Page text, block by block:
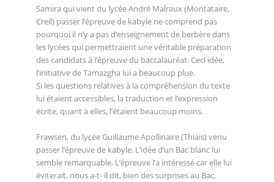
Samira qui vient du lycée André Malraux (Montataire,
Creil) passer l’épreuve de kabyle ne comprend pas
pourquoi il n’y a pas d’enseignement de berbère dans
les lycées qui permettraient une véritable préparation
des candidats à l’épreuve du baccalauréat. Ceci idée,
l’initiative de Tamazgha lui a beaucoup plue.
Si les questions relatives à la compréhension du texte
lui étaient accessibles, la traduction et l’expression
écrite, quant à elles, l’étaient beaucoup moins.
Frawsen, du lycée Guillaume Apollinaire (Thiais) venu
passer l’épreuve de kabyle. L’idée d’un Bac blanc lui
semble remarquable. L’épreuve l’a intéressé car elle lui
éviterait, nous a-t- il dit, bien des surprises au Bac.